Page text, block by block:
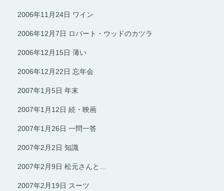
2006年11月24日 ワイン
2006年12月7日 ロバート・ウッドのカツラ
2006年12月15日 薄い
2006年12月22日 忘年会
2007年1月5日 年末
2007年1月12日 続・映画
2007年1月26日 一問一答
2007年2月2日 知識
2007年2月9日 松元さんと…
2007年2月19日 スーツ